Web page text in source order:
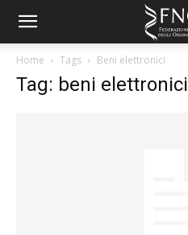
Home Tags Beni elettronici
Tag: beni elettronici